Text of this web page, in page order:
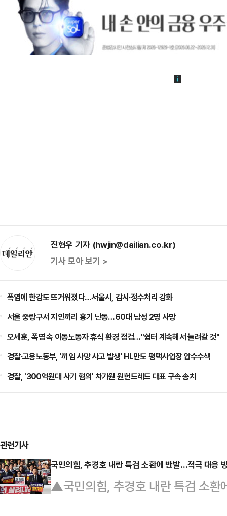
진현우 기자 (hwjin@dailian.co.kr)
기사 모아 보기 >
폭염에 한강도 뜨거워졌다…서울시, 감시·정수처리 강화
서울 중랑구서 지인끼리 흉기 난동…60대 남성 2명 사망
오세훈, 폭염 속 이동노동자 휴식 환경 점검…"쉼터 계속해서 늘려갈 것"
경찰·고용노동부, '끼임 사망 사고 발생' HL만도 평택사업장 압수수색
경찰, '300억원대 사기 혐의' 차가원 원헌드레드 대표 구속 송치
관련기사
국민의힘, 추경호 내란 특검 소환에 반발…적극 대응
▲국민의힘, 추경호 내란 특검 소환
혹을 수사하는 조은석 특검팀은 국